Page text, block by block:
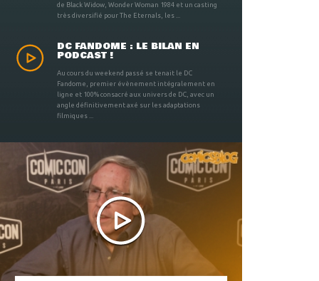
de Black Widow, Wonder Woman 1984 et un casting
très diversifié pour The Eternals, les ...
DC FANDOME : LE BILAN EN
PODCAST !
Au cours du weekend passé se tenait le DC
Fandome, premier évènement intégralement en
ligne et 100% consacré aux univers de DC, avec un
angle définitivement axé sur les adaptations
filmiques ...